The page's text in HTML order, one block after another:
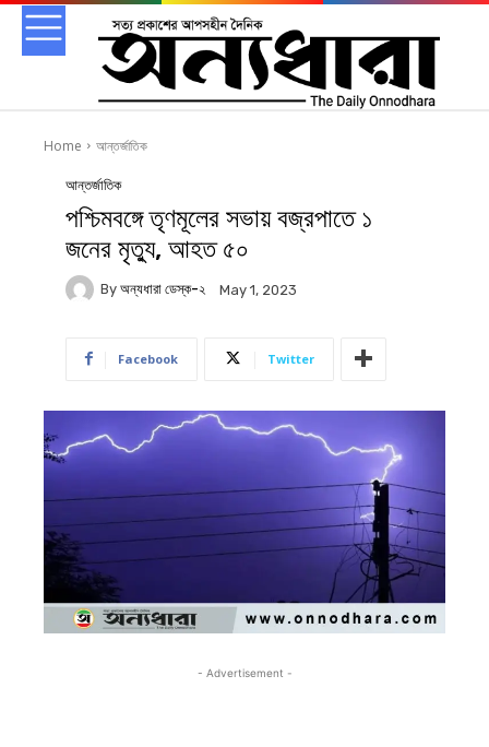
Home আন্তর্জাতিক
আন্তর্জাতিক
পশ্চিমবঙ্গে তৃণমূলের সভায় বজ্রপাতে ১
জনের মৃত্যু, আহত ৫০
By অন্যধারা ডেস্ক-২ May 1, 2023
Facebook Twitter
- Advertisement -